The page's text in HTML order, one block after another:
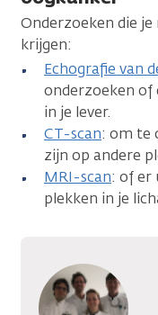
Onderzoeken die
krijgen:
Echografie van
onderzoeken of
in je lever.
CT-scan: om te
zijn op andere
MRI-scan: of er
plekken in je